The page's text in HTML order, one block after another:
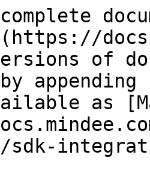
of
as
sdk-